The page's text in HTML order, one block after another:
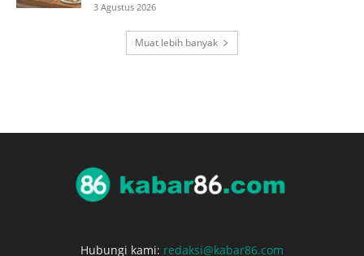
3 Agustus 2026
Muat lebih banyak
Hubungi kami: redaksi@kabar86.com